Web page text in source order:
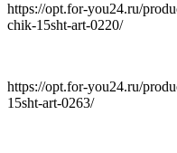
https://opt.for-you24.ru/
chik-15sht-art-0220/
https://opt.for-you24.ru/
15sht-art-0263/